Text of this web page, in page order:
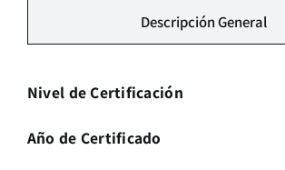
Descripción General
Nivel de Certificación
Año de Certificado